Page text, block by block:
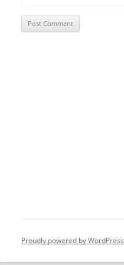
Proudly powered by WordPress